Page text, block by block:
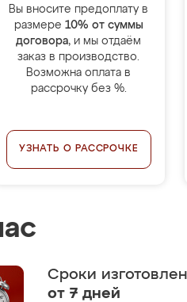
Вы вносите предоплату в
размере 10% от суммы
договора, и мы отдаём
заказ в производство.
Возможна оплата в
рассрочку без %.
УЗНАТЬ О РАССРОЧКЕ
Сроки
от 7 дней